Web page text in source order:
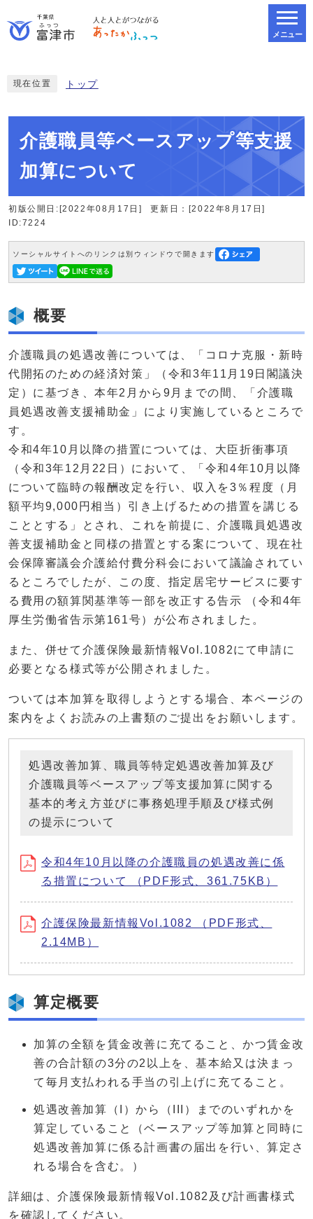
メニュー
現在位置 トップ
介護職員等ベースアップ等支援
加算について
初版公開日:[2022年08月17日]
更新日：[2022年8月17日]
ID:7224
ソーシャルサイトへのリンクは別ウィンドウで開きます
概要
介護職員の処遇改善については、「コロナ克服・新時
代開拓のための経済対策」（令和3年11月19日閣議決
定）に基づき、本年2月から9月までの間、「介護職
員処遇改善支援補助金」により実施しているところで
す。
令和4年10月以降の措置については、大臣折衝事項
（令和3年12月22日）において、「令和4年10月以降
について臨時の報酬改定を行い、収入を3％程度（月
額平均9,000円相当）引き上げるための措置を講じる
こととする」とされ、これを前提に、介護職員処遇改
善支援補助金と同様の措置とする案について、現在社
会保障審議会介護給付費分科会において議論されてい
るところでしたが、この度、指定居宅サービスに要す
る費用の額算関基準等一部を改正する告示 （令和4年
厚生労働省告示第161号）が公布されました。
また、併せて介護保険最新情報Vol.1082にて申請に
必要となる様式等が公開されました。
ついては本加算を取得しようとする場合、本ページの
案内をよくお読みの上書類のご提出をお願いします。
処遇改善加算、職員等特定処遇改善加算及び
介護職員等ベースアップ等支援加算に関する
基本的考え方並びに事務処理手順及び様式例
の提示について
令和4年10月以降の介護職員の処遇改善に係
る措置について （PDF形式、361.75KB）
介護保険最新情報Vol.1082 （PDF形式、
2.14MB）
算定概要
加算の全額を賃金改善に充てること、かつ賃金改
善の合計額の3分の2以上を、基本給又は決まっ
て毎月支払われる手当の引上げに充てること。
処遇改善加算（I）から（III）までのいずれかを
算定していること（ベースアップ等加算と同時に
処遇改善加算に係る計画書の届出を行い、算定さ
れる場合を含む。）
詳細は、介護保険最新情報Vol.1082及び計画書様式
を確認してください。